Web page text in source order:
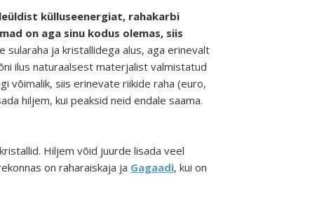
külluseenergiat, rahakarbi
on aga sinu kodus olemas, siis
sularaha ja kristallidega alus, aga erinevalt
ilus naturaalsest materjalist valmistatud
võimalik, siis erinevate riikide raha (euro,
hiljem, kui peaksid neid endale saama.
Hiljem võid juurde lisada veel
on raharaiskaja ja Gagaadi, kui on